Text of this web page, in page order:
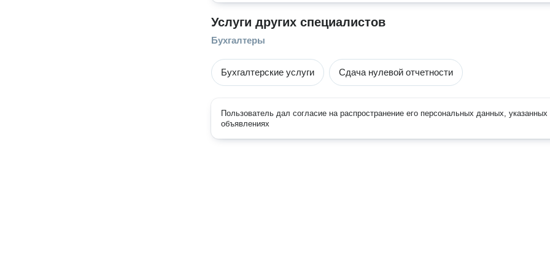
Услуги других специалистов
Бухгалтеры
Бухгалтерские услуги Сдача нулевой отчетности
Пользователь дал согласие на распространение его персональных данных, указанных
объявлениях